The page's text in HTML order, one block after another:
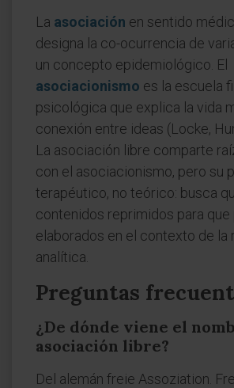
La asociación en sentido
designa la co-ocurrencia de
un concepto epidemiológico. El
asociacionismo es la escuela
psicológica que explica la vida
conexión entre ideas (Locke,
La asociación libre comparte
con el asociacionismo, pero su
terapéutico, no teórico: busca
contenidos reprimidos para que
elaborados en el contexto de la
analítica.
Preguntas
¿De dónde viene el
asociación libre?
Del alemán freie Assoziation.